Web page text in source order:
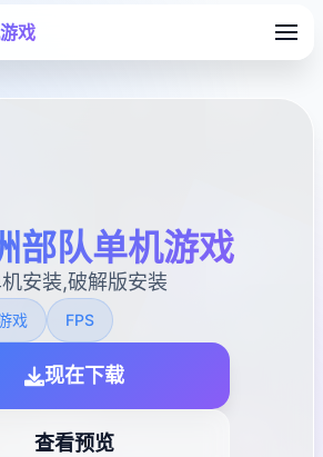
戏
部队单机游戏
安装,破解版安装
戏 FPS
现在下载
查看预览